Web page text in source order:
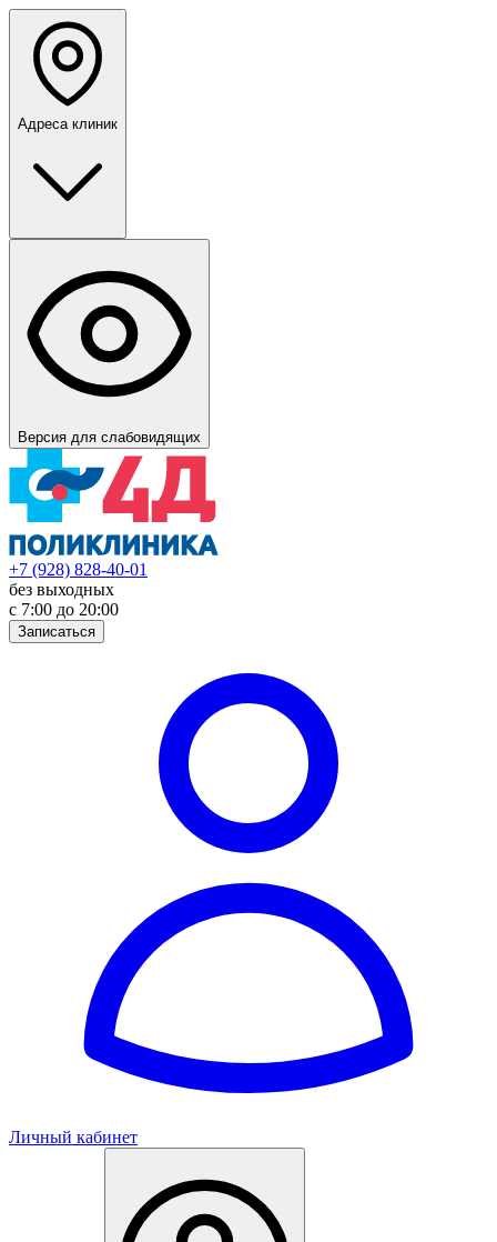
Адреса клиник
Версия для слабовидящих
+7 (928) 828-40-01
без выходных
с 7:00 до 20:00
Записаться
Личный кабинет